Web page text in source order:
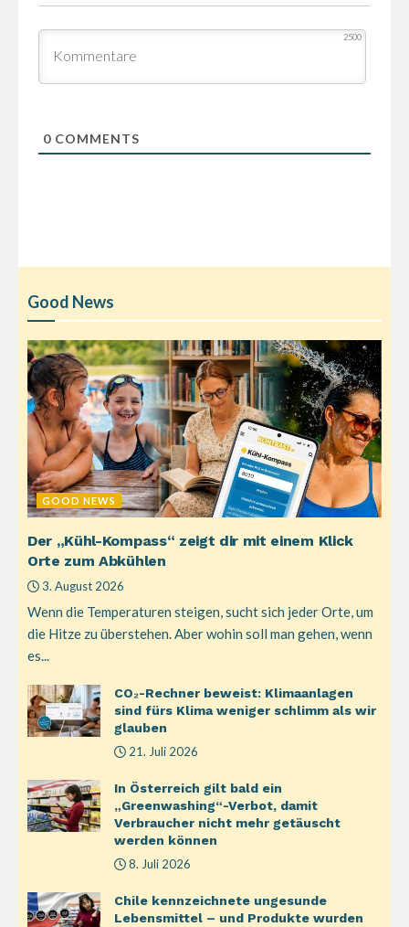
2500
0COMMENTS
Good News
GOOD NEWS
Der „Kühl-Kompass“ zeigt dir mit einem Klick
Orte zum Abkühlen
3. August 2026
Wenn die Temperaturen steigen, sucht sich jeder Orte, um
die Hitze zu überstehen. Aber wohin soll man gehen, wenn
es...
CO₂-Rechner beweist: Klimaanlagen
sind fürs Klima weniger schlimm als wir
glauben
21. Juli 2026
In Österreich gilt bald ein
„Greenwashing“-Verbot, damit
Verbraucher nicht mehr getäuscht
werden können
8. Juli 2026
Chile kennzeichnete ungesunde
Lebensmittel – und Produkte wurden